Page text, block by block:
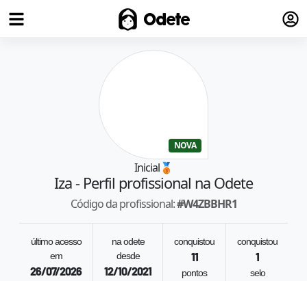
Odete
NOVA
Inicial🥉
Iza- Perfil profissional na Odete
Código da profissional:#W4ZBBHR1
último acesso
em
26/07/2026
na odete
desde
12/10/2021
conquistou
11
pontos
conquistou
1
selo